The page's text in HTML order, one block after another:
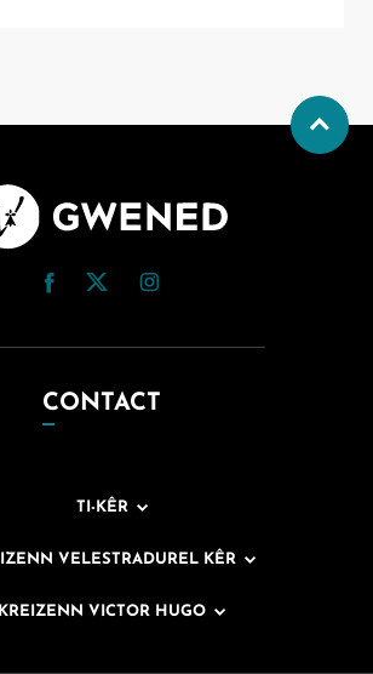
CONTACT
TI-KÊR
VELESTRADUREL KÊR
KREIZENN VICTOR HUGO